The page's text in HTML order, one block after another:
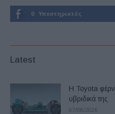
0 Υποστηρικτές
Latest
Η Toyota
υβριδικά της
07/08/2026